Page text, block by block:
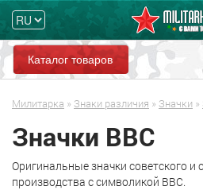
Каталог товаров
Милитарка » Знаки различия » Значки »
Значки ВВС
Оригинальные значки советского и
производства с символикой ВВС.